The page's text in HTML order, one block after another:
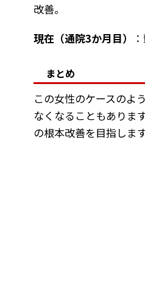
改善。
現在（通院3か月目）
まとめ
この女性のケースのよ
なくなることもありま
の根本改善を目指します